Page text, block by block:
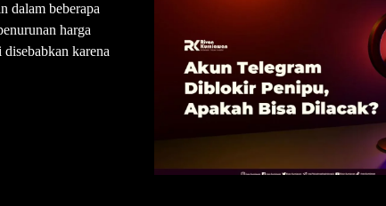
dalam beberapa
harga
karena